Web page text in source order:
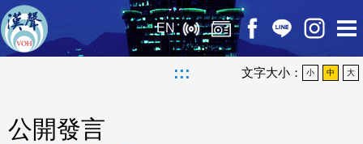
EN
::: 文字大小： 小 中 大
公開發言